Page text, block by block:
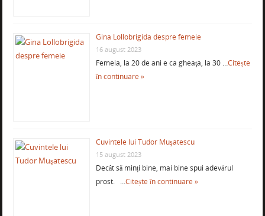
Gina Lollobrigida despre femeie
16 august 2023
Femeia, la 20 de ani e ca gheaţa, la 30 …Citește
în continuare »
Cuvintele lui Tudor Muşatescu
15 august 2023
Decât să minți bine, mai bine spui adevărul
prost. …Citește în continuare »